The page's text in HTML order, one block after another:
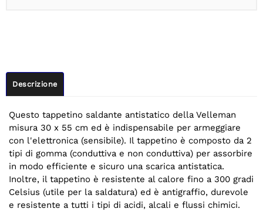
Descrizione
Questo tappetino saldante antistatico della Velleman
misura 30 x 55 cm ed è indispensabile per armeggiare
con l'elettronica (sensibile). Il tappetino è composto da 2
tipi di gomma (conduttiva e non conduttiva) per assorbire
in modo efficiente e sicuro una scarica antistatica.
Inoltre, il tappetino è resistente al calore fino a 300 gradi
Celsius (utile per la saldatura) ed è antigraffio, durevole
e resistente a tutti i tipi di acidi, alcali e flussi chimici.